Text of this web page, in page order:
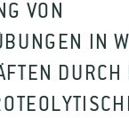
VON
IN
DURCH